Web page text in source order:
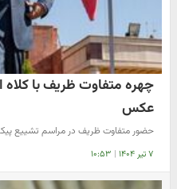
چهره متفاوت ظریف با
عکس
حضور متفاوت ظریف در مراسم تشییع
۷ تیر ۱۴۰۴ | ۱۰:۵۳